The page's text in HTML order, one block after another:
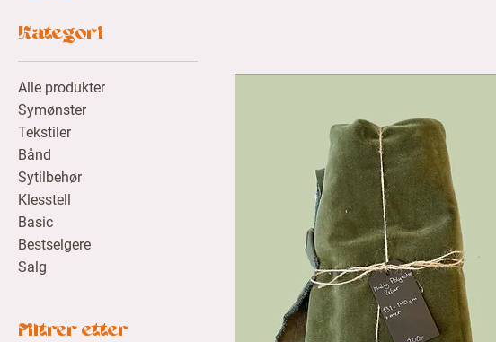
Kategori
Alle produkter
Symønster
Tekstiler
Bånd
Sytilbehør
Klesstell
Basic
Bestselgere
Salg
Filtrer etter